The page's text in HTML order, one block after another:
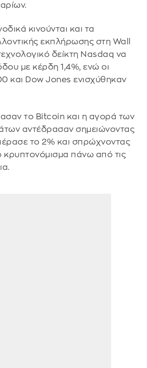
κινούνται και τα
εκπλήρωσης στη Wall
δείκτη Nasdaq να
με κέρδη 1,4%, ενώ οι
και Dow Jones ενισχύθηκαν
το Bitcoin και η αγορά των
αντέδρασαν σημειώνοντας
το 2% και σπρώχνοντας
κρυπτονόμισμα πάνω από τις